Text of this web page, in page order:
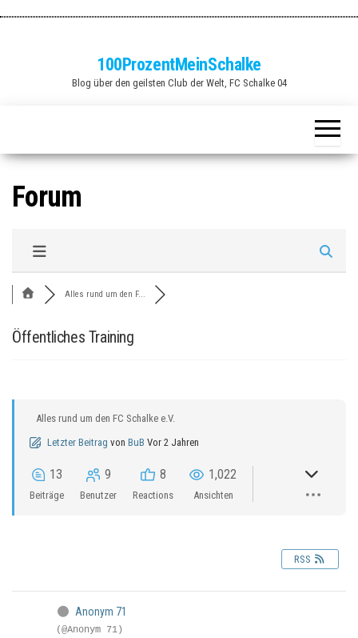
100ProzentMeinSchalke
Blog über den geilsten Club der Welt, FC Schalke 04
Forum
Alles rund um den F...
Öffentliches Training
Alles rund um den FC Schalke e.V.
Letzter Beitrag von BuB Vor 2 Jahren
13
Beiträge
9
Benutzer
8
Reactions
1,022
Ansichten
RSS
Anonym 71
(@Anonym 71)